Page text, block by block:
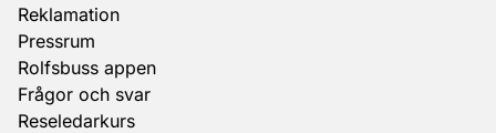
Reklamation
Pressrum
Rolfsbuss appen
Frågor och svar
Reseledarkurs